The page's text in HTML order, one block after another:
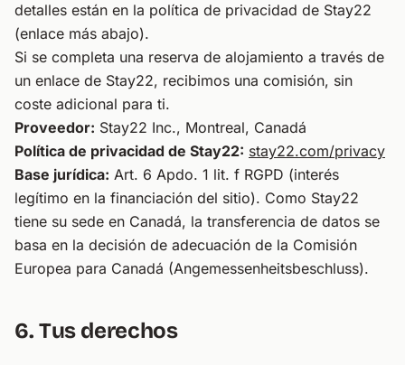
detalles están en la política de privacidad de Stay22
(enlace más abajo).
Si se completa una reserva de alojamiento a través de
un enlace de Stay22, recibimos una comisión, sin
coste adicional para ti.
Proveedor: Stay22 Inc., Montreal, Canadá
Política de privacidad de Stay22: stay22.com/privacy
Base jurídica: Art. 6 Apdo. 1 lit. f RGPD (interés
legítimo en la financiación del sitio). Como Stay22
tiene su sede en Canadá, la transferencia de datos se
basa en la decisión de adecuación de la Comisión
Europea para Canadá (Angemessenheitsbeschluss).
6. Tus derechos